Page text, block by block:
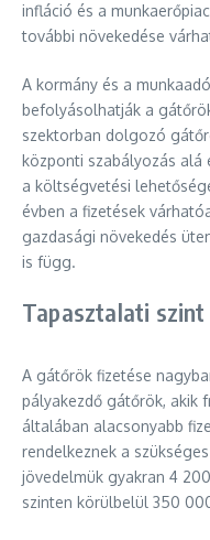
infláció és a
további növekedése
A kormány és a
befolyásolhatják a
szektorban dolgozó
központi szabályozás alá
a költségvetési
évben a fizetések
gazdasági növekedés
is függ.
Tapasztalati
A gátőrök fizetése
pályakezdő gátőrök, akik
általában alacsonyabb
rendelkeznek a
jövedelmük gyakran 4
szinten körülbelül 350